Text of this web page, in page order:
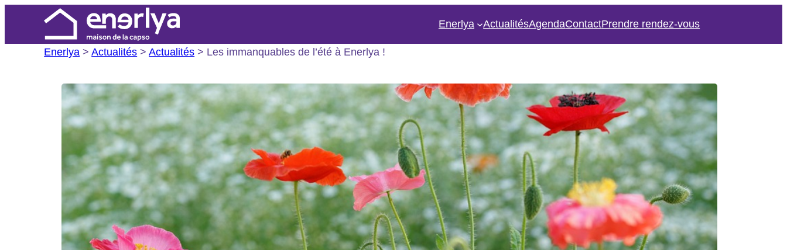
contenu
Enerlya ActualitésAgendaContactPrendre rendez-vous
Enerlya >Actualités >Actualités > Les immanquables de l’été à Enerlya !